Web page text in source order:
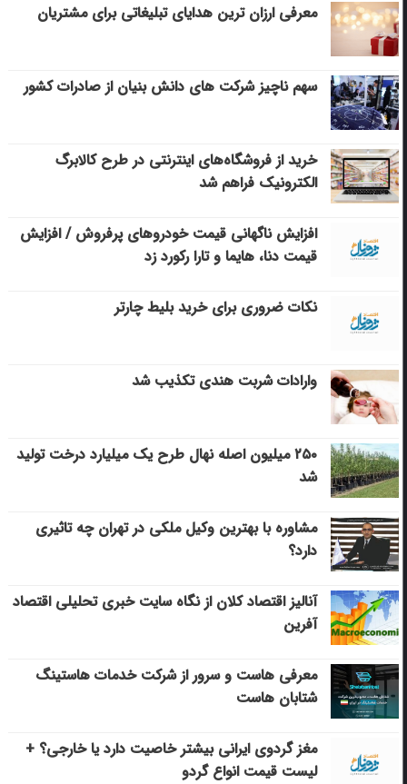
معرفی ارزان ترین هدایای تبلیغاتی برای مشتریان
سهم ناچیز شرکت های دانش بنیان از صادرات کشور
خرید از فروشگاه‌های اینترنتی در طرح کالابرگ
الکترونیک فراهم شد
افزایش ناگهانی قیمت خودروهای پرفروش / افزایش
قیمت دنا، هایما و تارا رکورد زد
نکات ضروری برای خرید بلیط چارتر
وارادات شربت هندی تکذیب شد
۲۵۰ میلیون اصله نهال طرح یک میلیارد درخت تولید
شد
مشاوره با بهترین وکیل ملکی در تهران چه تاثیری
دارد؟
آنالیز اقتصاد کلان از نگاه سایت خبری تحلیلی اقتصاد
آفرین
معرفی هاست و سرور از شرکت خدمات هاستینگ
شتابان هاست
مغز گردوی ایرانی بیشتر خاصیت دارد یا خارجی؟ +
لیست قیمت انواع گردو